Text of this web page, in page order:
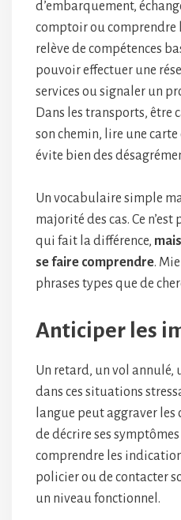
d’embarquement,
comptoir ou comprendre
relève de compétences
pouvoir effectuer une
services ou signaler un
Dans les transports, être
son chemin, lire une
évite bien des
Un vocabulaire simple
majorité des cas. Ce
qui fait la différence,
se faire comprendre.
phrases types que de
Anticiper les
Un retard, un vol annulé,
dans ces situations
langue peut aggraver les
de décrire ses
comprendre les
policier ou de contacter
un niveau fonctionnel.